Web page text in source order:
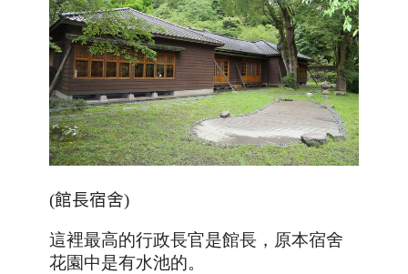
(館長宿舍)
這裡最高的行政長官是館長，原本宿舍
花園中是有水池的。